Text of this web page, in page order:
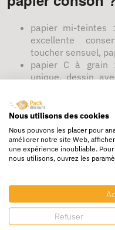
papier mi-teintes
excellente
toucher sensuel,
papier C à grain
unique, dessin
feutres, encres,
dans le temps
papier calque
parfaits
stylo, facilité de
endroit sec
Choisissez vos
Comment organiser son
Archivage et
A quoi sert la boîte
Nous utilisons des cookies
Nous pouvons les placer pour
améliorer notre site Web,
une expérience inoubliable.
nous utilisons, ouvrez les
Refuser